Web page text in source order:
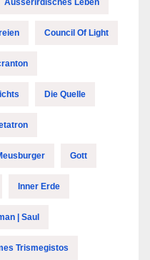
Ausserirdisches Leben
Council Of Light
Die Quelle
Gott
Inner Erde
| Saul
Trismegistos